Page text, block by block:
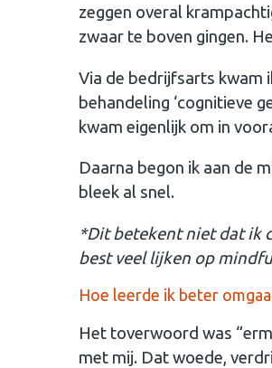
zeggen overal
zwaar te boven gingen.
Via de bedrijfsarts kwam
behandeling ‘cognitieve
kwam eigenlijk om in
Daarna begon ik aan de
bleek al snel.
*Dit betekent niet dat ik
best veel lijken op
Hoe leerde ik beter
Het toverwoord was
met mij. Dat woede,